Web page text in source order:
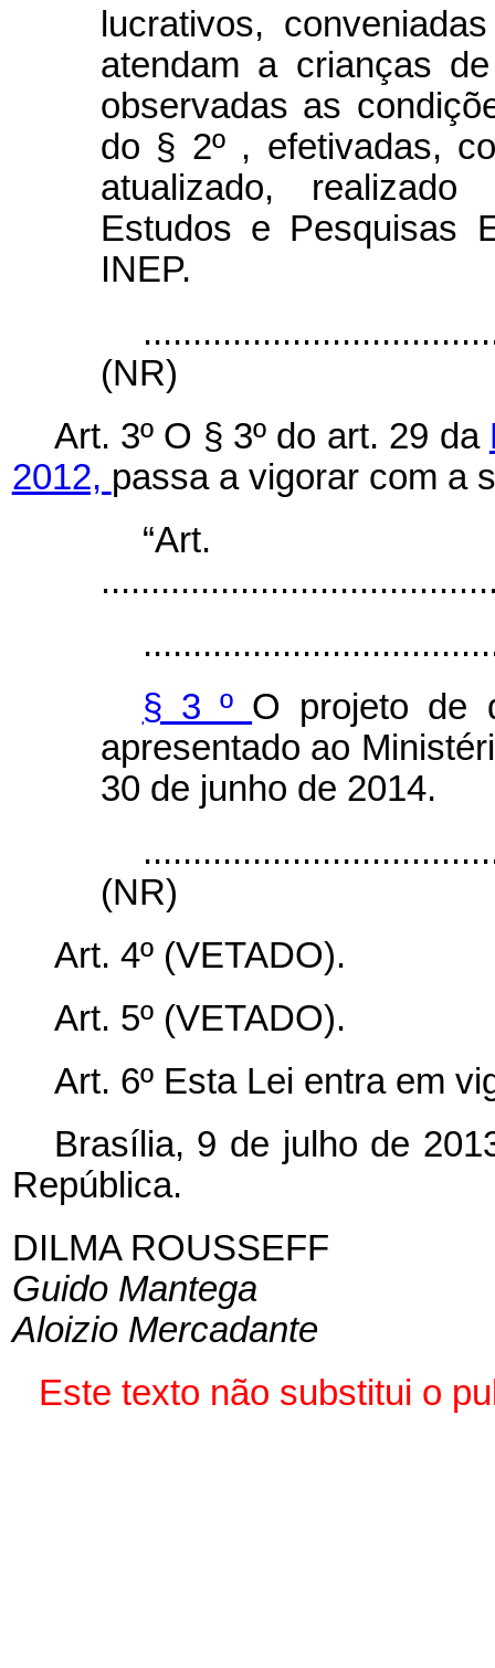
lucrativos,
atendam a crianças
observadas as
do § 2º , efetivadas,
atualizado,
Estudos e Pesquisas
INEP.
(NR)
Art. 3º O § 3º do art. 29 da
2012, passa a vigorar com a
§ 3 º O projeto
apresentado ao
30 de junho de 2014.
(NR)
Art. 4º (VETADO).
Art. 5º (VETADO).
Art. 6º Esta Lei entra em
Brasília, 9 de julho de
República.
DILMA ROUSSEFF
Guido Mantega
Aloizio Mercadante
Este texto não substitui o